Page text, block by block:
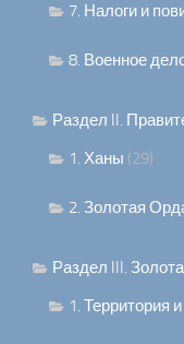
7. Налоги и
8. Военное
Раздел II.
1. Ханы (29)
2. Золотая
Раздел III.
1. Территория